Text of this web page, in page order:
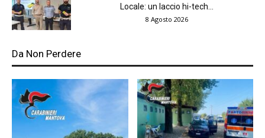
Locale: un laccio hi-tech...
8 Agosto 2026
Da Non Perdere